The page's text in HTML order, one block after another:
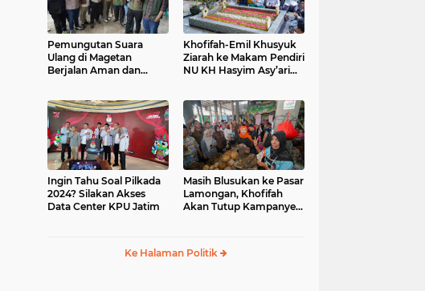
Pemungutan Suara
Ulang di Magetan
Berjalan Aman dan
Khofifah-Emil Khusyuk
Ziarah ke Makam Pendiri
NU KH Hasyim Asy’ari
Ingin Tahu Soal Pilkada
2024? Silakan Akses
Data Center KPU Jatim
Masih Blusukan ke Pasar
Lamongan, Khofifah
Akan Tutup Kampanye
Ke Halaman Politik